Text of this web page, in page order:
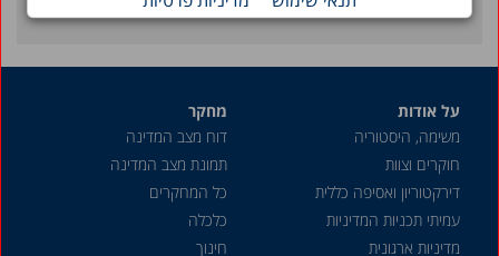
על אודות
משימה, היסטוריה
חוקרים וצוות
דירקטוריון ואסיפה כללית
עמיתי תכניות המדיניות
מדיניות ארגונית
מחקר
דוח מצב המדינה
תמונת מצב המדינה
כל המחקרים
כלכלה
חינוך